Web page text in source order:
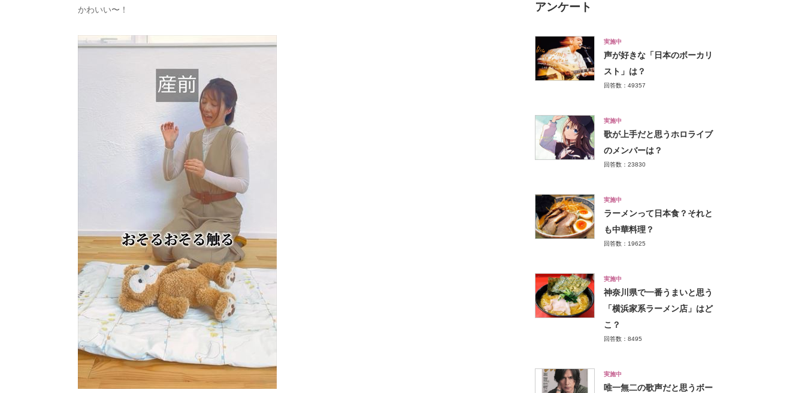
かわいい〜！ アンケート
実施中
声が好きな「日本のボーカリ
スト」は？
回答数：49357
実施中
歌が上手だと思うホロライブ
のメンバーは？
回答数：23830
実施中
ラーメンって日本食？それと
も中華料理？
回答数：19625
実施中
神奈川県で一番うまいと思う
「横浜家系ラーメン店」はど
こ？
回答数：8495
実施中
唯一無二の歌声だと思うボー